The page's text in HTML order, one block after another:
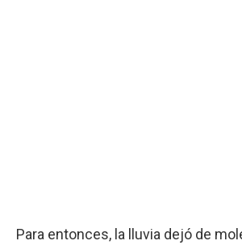
Para entonces, la lluvia dejó de